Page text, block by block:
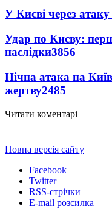
У Києві через атаку
Удар по Києву:
наслідки3856
Нічна атака на
жертву2485
Читати коментарі
Повна версія сайту
Facebook
Twitter
RSS-стрічки
E-mail розсилка